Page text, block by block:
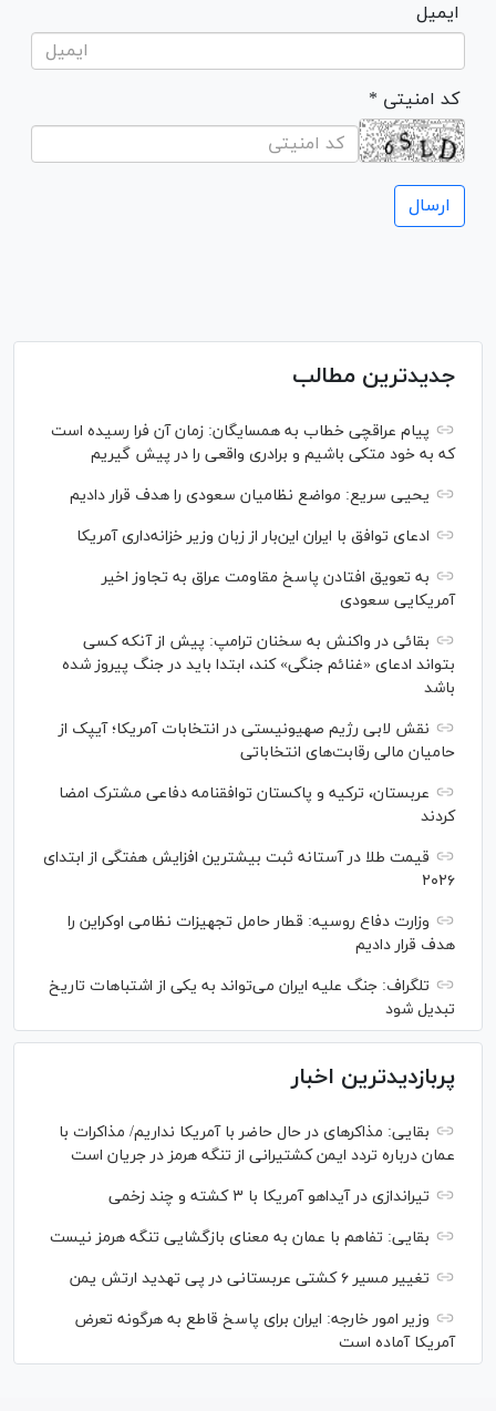
ایمیل
* کد امنیتی
جدیدترین مطالب
پیام عراقچی خطاب به همسایگان: زمان آن فرا رسیده است
که به خود متکی باشیم و برادری واقعی را در پیش گیریم
یحیی سریع: مواضع نظامیان سعودی را هدف قرار دادیم
ادعای توافق با ایران این‌بار از زبان وزیر خزانه‌داری آمریکا
به تعویق افتادن پاسخ مقاومت عراق به تجاوز اخیر
آمریکایی سعودی
بقائی در واکنش به سخنان ترامپ: پیش از آنکه کسی
بتواند ادعای «غنائم جنگی» کند، ابتدا باید در جنگ پیروز شده
باشد
نقش لابی رژیم صهیونیستی در انتخابات آمریکا؛ آیپک از
حامیان مالی رقابت‌های انتخاباتی
عربستان، ترکیه و پاکستان توافقنامه دفاعی مشترک امضا
کردند
قیمت طلا در آستانه ثبت بیشترین افزایش هفتگی از ابتدای
۲۰۲۶
وزارت دفاع روسیه: قطار حامل تجهیزات نظامی اوکراین را
هدف قرار دادیم
تلگراف: جنگ علیه ایران می‌تواند به یکی از اشتباهات تاریخ
تبدیل شود
پربازدیدترین اخبار
بقایی: مذاکره‎ای در حال حاضر با آمریکا نداریم/ مذاکرات با
عمان درباره تردد ایمن کشتیرانی از تنگه هرمز در جریان است
تیراندازی در آیداهو آمریکا با ۳ کشته و چند زخمی
بقایی: تفاهم با عمان به معنای بازگشایی تنگه هرمز نیست
تغییر مسیر ۶ کشتی عربستانی در پی تهدید ارتش یمن
وزیر امور خارجه: ایران برای پاسخ قاطع به هرگونه تعرض
آمریکا آماده است